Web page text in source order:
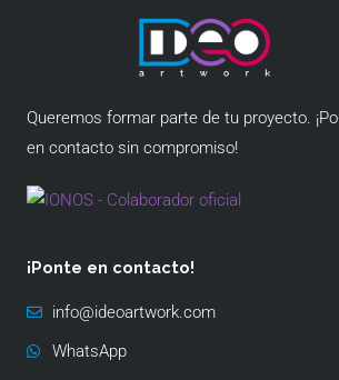
Queremos formar parte de tu proyecto.
en contacto sin compromiso!
¡Ponte en contacto!
info@ideoartwork.com
WhatsApp